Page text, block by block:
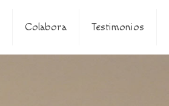
Colabora Testimonios